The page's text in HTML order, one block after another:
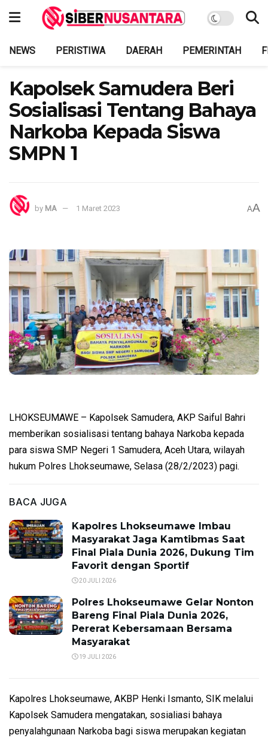
NEWS PERISTIWA DAERAH PEMERINTAH
Kapolsek Samudera Beri
Sosialisasi Tentang Bahaya
Narkoba Kepada Siswa
SMPN 1
by MA 1 Maret 2023 AA
LHOKSEUMAWE – Kapolsek Samudera, AKP Saiful Bahri
memberikan sosialisasi tentang bahaya Narkoba kepada
para siswa SMP Negeri 1 Samudera, Aceh Utara, wilayah
hukum Polres Lhokseumawe, Selasa (28/2/2023) pagi.
BACA JUGA
Kapolres Lhokseumawe Imbau
Masyarakat Jaga Kamtibmas Saat
Final Piala Dunia 2026, Dukung Tim
Favorit dengan Sportif
20 JULI 2026
Polres Lhokseumawe Gelar Nonton
Bareng Final Piala Dunia 2026,
Pererat Kebersamaan Bersama
Masyarakat
19 JULI 2026
Kapolres Lhokseumawe, AKBP Henki Ismanto, SIK melalui
Kapolsek Samudera mengatakan, sosialiasi bahaya
penyalahgunaan Narkoba bagi siswa merupakan kegiatan